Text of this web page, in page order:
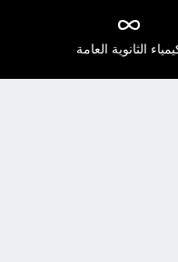
الثانوية العامة